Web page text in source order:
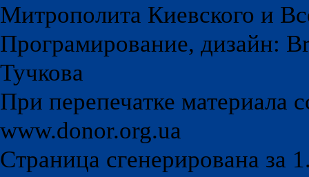
Митрополита Киевского и
Програмирование, дизайн:
Тучкова
При перепечатке материала
www.donor.org.ua
Страница сгенерирована за